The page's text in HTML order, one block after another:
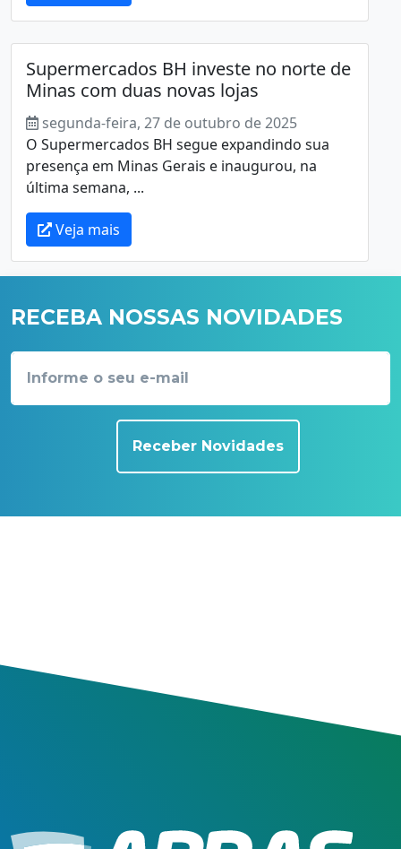
Supermercados BH investe no norte de
Minas com duas novas lojas
segunda-feira, 27 de outubro de 2025
O Supermercados BH segue expandindo sua
presença em Minas Gerais e inaugurou, na
última semana, ...
Veja mais
RECEBA NOSSAS NOVIDADES
Receber Novidades